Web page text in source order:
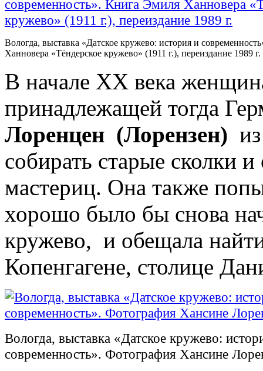
Вологда, выставка «Датское кружево: история и
Ханновера «Тёндерское кружево» (1911 г.), переиздание 1989 г.
В начале ХХ века
принадлежащей тогда
Лоренцен (Лорензен)
собирать старые сколки
мастериц. Она также
хорошо было бы снова
кружево, и обещала
Копенгагене, столице
Вологда, выставка «Датское кружево:
современность». Фотография Хансине